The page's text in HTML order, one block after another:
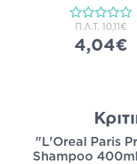
Π.Λ.Τ. 10,11€
4,04€
"L'Oreal Paris
Shampoo